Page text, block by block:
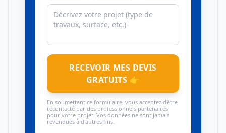
RECEVOIR MES DEVIS
GRATUITS 👉
En soumettant ce formulaire, vous acceptez d'être
recontacté par des professionnels partenaires
pour votre projet. Vos données ne sont jamais
revendues à d'autres fins.